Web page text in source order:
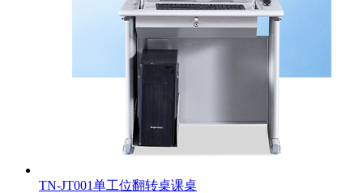
TN-JT001单工位翻转桌课桌